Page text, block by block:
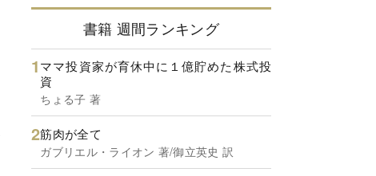
書籍 週間ランキング
ママ投資家が育休中に１億貯めた株式投
資
ちょる子 著
筋肉が全て
ガブリエル・ライオン 著/御立英史 訳